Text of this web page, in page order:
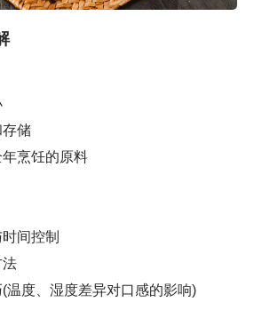
储
烹饪的原料
间控制
度、湿度差异对口感的影响)